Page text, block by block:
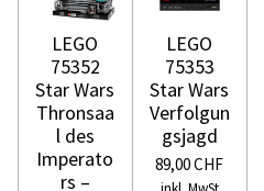
LEGO
75352
Star Wars
Thronsaa
l des
Imperato
rs –
LEGO
75353
Star Wars
Verfolgun
gsjagd
89,00 CHF